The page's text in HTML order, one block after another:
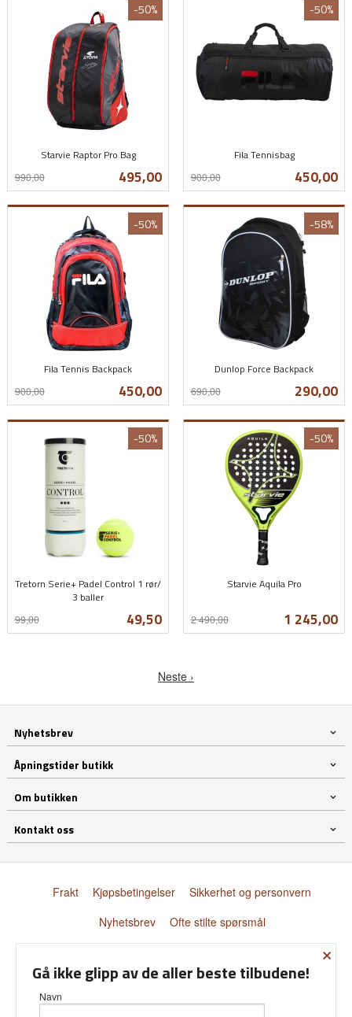
Starvie Raptor Pro Bag
Tilbud
495,00
990,00
-50%
mva.
Fila Tennisbag
Tilbud
450,00
900,00
-50%
mva.
Fila Tennis Backpack
Tilbud
450,00
900,00
-50%
mva.
Dunlop Force Backpack
Tilbud
290,00
690,00
-58%
mva.
Tretorn Serie+ Padel Control 1 rør/
3 baller
Tilbud
49,50
99,00
-50%
mva.
Starvie Aquila Pro
Tilbud
1 245,00
2 490,00
-50%
Neste ›
Nyhetsbrev
Åpningstider butikk
Om butikken
Kontakt oss
Frakt Kjøpsbetingelser
Sikkerhet og personvern
Nyhetsbrev
Ofte stilte spørsmål
×
Gå ikke glipp av de aller beste tilbudene!
Navn